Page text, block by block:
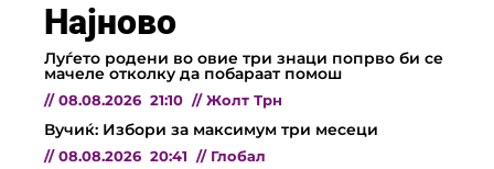
Најново
Луѓето родени во овие три знаци попрво би се
мачеле отколку да побараат помош
// 08.08.2026 21:10 // Жолт Трн
Вучиќ: Избори за максимум три месеци
// 08.08.2026 20:41 // Глобал